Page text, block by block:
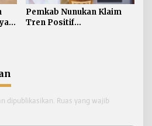
Pemkab Nunukan Klaim
Tren Positif
dipublikasikan. Ruas yang wajib